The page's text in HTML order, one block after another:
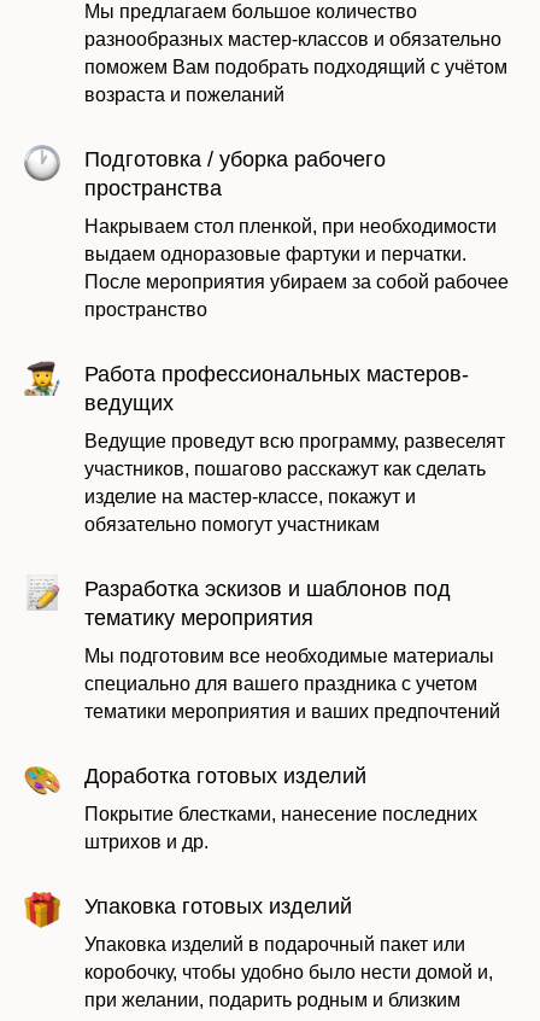
Мы предлагаем большое количество
разнообразных мастер-классов и обязательно
поможем Вам подобрать подходящий с учётом
возраста и пожеланий
Подготовка / уборка рабочего
пространства
Накрываем стол пленкой, при необходимости
выдаем одноразовые фартуки и перчатки.
После мероприятия убираем за собой рабочее
пространство
Работа профессиональных мастеров-
ведущих
Ведущие проведут всю программу, развеселят
участников, пошагово расскажут как сделать
изделие на мастер-классе, покажут и
обязательно помогут участникам
Разработка эскизов и шаблонов под
тематику мероприятия
Мы подготовим все необходимые материалы
специально для вашего праздника с учетом
тематики мероприятия и ваших предпочтений
Доработка готовых изделий
Покрытие блестками, нанесение последних
штрихов и др.
Упаковка готовых изделий
Упаковка изделий в подарочный пакет или
коробочку, чтобы удобно было нести домой и,
при желании, подарить родным и близким
Даю согласие на обработку моих
персональных данных в соответствии с
политикой